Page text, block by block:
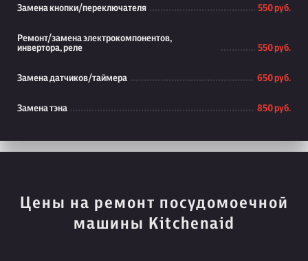
Замена кнопки/переключателя 550 руб.
Ремонт/замена электрокомпонентов,
инвертора, реле
550 руб.
Замена датчиков/таймера 650 руб.
Замена тэна 850 руб.
Цены на ремонт посудомоечной
машины Kitchenaid